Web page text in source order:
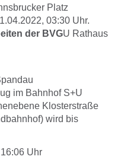
Platz
03:30 Uhr.
der BVGU Rathaus
im Bahnhof S+U
Klosterstraße
wird bis
Uhr